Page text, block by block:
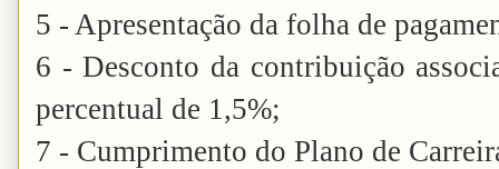
5 - Apresentação da folha de
6 - Desconto da contribuição
percentual de 1,5%;
7 - Cumprimento do Plano de